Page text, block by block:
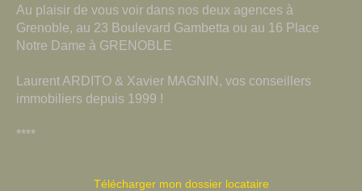
Au plaisir de vous voir dans nos deux agences à
Grenoble, au 23 Boulevard Gambetta ou au 16 Place
Notre Dame à GRENOBLE
Laurent ARDITO & Xavier MAGNIN, vos conseillers
immobiliers depuis 1999 !
****
Télécharger mon dossier locataire